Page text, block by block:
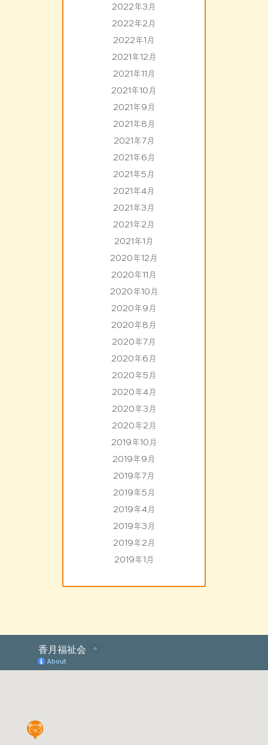
2022年3月
2022年2月
2022年1月
2021年12月
2021年11月
2021年10月
2021年9月
2021年8月
2021年7月
2021年6月
2021年5月
2021年4月
2021年3月
2021年2月
2021年1月
2020年12月
2020年11月
2020年10月
2020年9月
2020年8月
2020年7月
2020年6月
2020年5月
2020年4月
2020年3月
2020年2月
2019年10月
2019年9月
2019年7月
2019年5月
2019年4月
2019年3月
2019年2月
2019年1月